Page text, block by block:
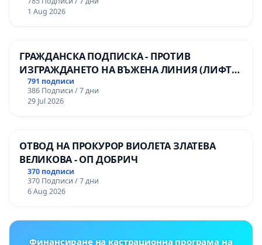
1 Aug 2026
ГРАЖДАНСКА ПОДПИСКА - ПРОТИВ
ИЗГРАЖДАНЕТО НА ВЪЖЕНА ЛИНИЯ (ЛИФТ)
НА ТЕРИТОРИЯТА НА ПРИРОДНА
ЗАБЕЛЕЖИТЕЛНОСТ „ХЪЛМ НА
ОСВОБОДИТЕЛИТЕ“ (БУНАРДЖИК)
791 подписи
386 Подписи / 7 дни
29 Jul 2026
ОТВОД НА ПРОКУРОР ВИОЛЕТА ЗЛАТЕВА
ВЕЛИКОВА - ОП ДОБРИЧ
370 подписи
370 Подписи / 7 дни
6 Aug 2026
Финансиране на кастрационна програма на